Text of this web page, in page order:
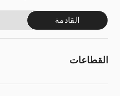
القادمة
القطاعات